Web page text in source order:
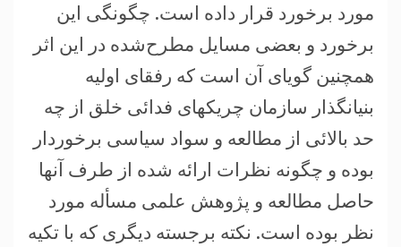
مورد برخورد قرار داده است. چگونگی این
برخورد و بعضی مسایل مطرح‌شده در این اثر
همچنین گویای آن است که رفقای اولیه
بنیانگذار سازمان چریکهای فدائی خلق از چه
حد بالائی از مطالعه و سواد سیاسی برخوردار
بوده و چگونه نظرات ارائه شده از طرف آنها
حاصل مطالعه و پژوهش علمی مسأله مورد
نظر بوده است. نکته برجسته دیگری که با تکیه